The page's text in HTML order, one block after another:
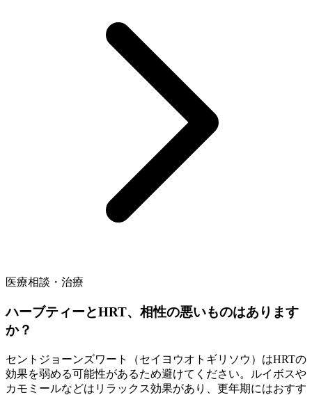
医療相談・治療
ハーブティーとHRT、相性の悪いものはあります
か？
セントジョーンズワート（セイヨウオトギリソウ）はHRTの
効果を弱める可能性があるため避けてください。ルイボスや
カモミールなどはリラックス効果があり、更年期にはおすす